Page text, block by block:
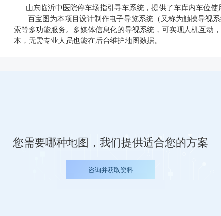
山东临沂中医院停车场指引寻车系统，提供了车库内车位使
百宝图为本项目设计制作电子导览系统（又称为触摸导视系
索等多功能服务。多媒体信息化的导视系统，可实现人机互动
本，无需专业人员也能在后台维护地图数据。
您需要哪种地图，我们提供适合您的方案
咨询并获取资料